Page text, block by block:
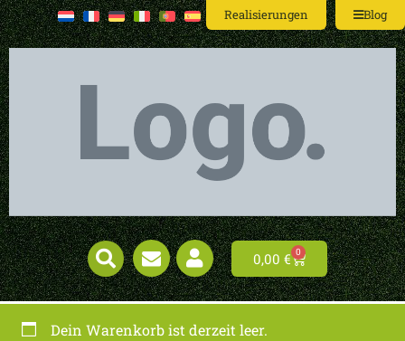
Realisierungen Blog
0,00 € 0
Dein Warenkorb ist derzeit leer.